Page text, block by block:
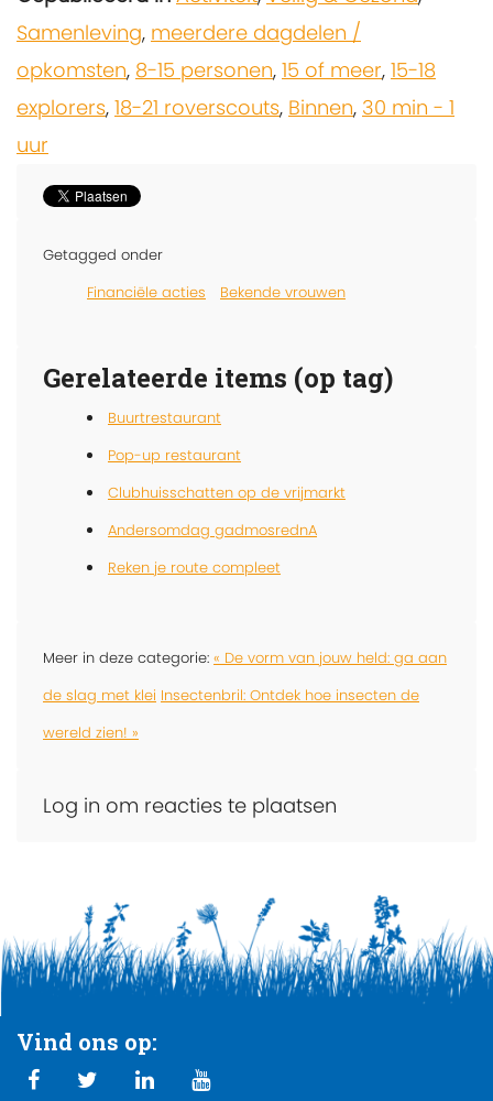
Samenleving, meerdere dagdelen /
opkomsten, 8-15 personen, 15 of meer, 15-18
explorers, 18-21 roverscouts, Binnen, 30 min - 1
uur
Getagged onder
Financiële acties
Bekende vrouwen
Gerelateerde items (op tag)
Buurtrestaurant
Pop-up restaurant
Clubhuisschatten op de vrijmarkt
Andersomdag gadmosrednA
Reken je route compleet
Meer in deze categorie: « De vorm van jouw held: ga aan
de slag met klei Insectenbril: Ontdek hoe insecten de
wereld zien! »
Log in om reacties te plaatsen
Vind ons op: